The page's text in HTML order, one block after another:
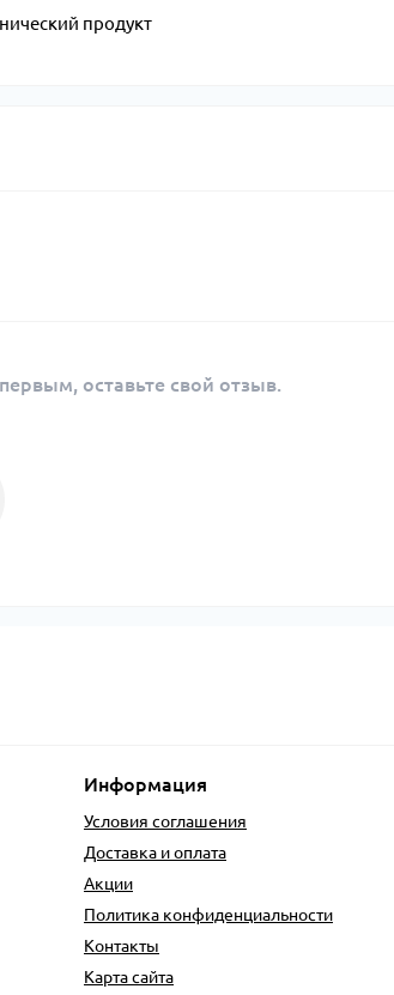
продукт
оставьте свой отзыв.
Информация
Условия соглашения
Доставка и оплата
Акции
Политика конфиденциальности
Контакты
Карта сайта